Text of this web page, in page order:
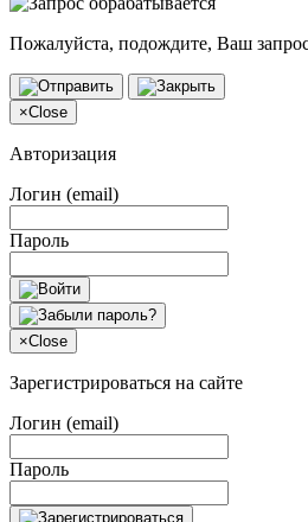
Пожалуйста, подождите, Ваш
×Close
Авторизация
Логин (email)
Пароль
×Close
Зарегистрироваться на сайте
Логин (email)
Пароль